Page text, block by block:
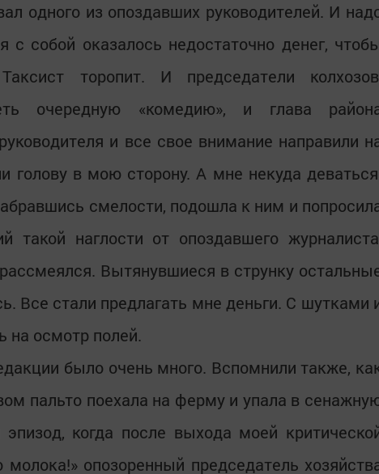
одного из опоздавших руководителей. И
с собой оказалось недостаточно денег,
торопит. И председатели
очередную «комедию», и глава
и все свое внимание направили
голову в мою сторону. А мне некуда
смелости, подошла к ним и
такой наглости от опоздавшего
Вытянувшиеся в струнку
Все стали предлагать мне деньги. С шутками
на осмотр полей.
было очень много. Вспомнили также,
пальто поехала на ферму и упала в
когда после выхода моей
опозоренный председатель